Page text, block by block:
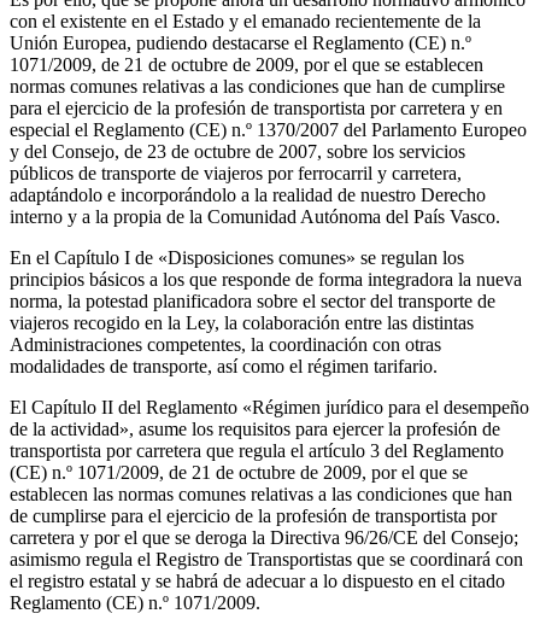
con el existente en el Estado y el emanado recientemente de la
Unión Europea, pudiendo destacarse el Reglamento (CE) n.º
1071/2009, de 21 de octubre de 2009, por el que se establecen
normas comunes relativas a las condiciones que han de cumplirse
para el ejercicio de la profesión de transportista por carretera y en
especial el Reglamento (CE) n.º 1370/2007 del Parlamento Europeo
y del Consejo, de 23 de octubre de 2007, sobre los servicios
públicos de transporte de viajeros por ferrocarril y carretera,
adaptándolo e incorporándolo a la realidad de nuestro Derecho
interno y a la propia de la Comunidad Autónoma del País Vasco.
En el Capítulo I de «Disposiciones comunes» se regulan los
principios básicos a los que responde de forma integradora la nueva
norma, la potestad planificadora sobre el sector del transporte de
viajeros recogido en la Ley, la colaboración entre las distintas
Administraciones competentes, la coordinación con otras
modalidades de transporte, así como el régimen tarifario.
El Capítulo II del Reglamento «Régimen jurídico para el desempeño
de la actividad», asume los requisitos para ejercer la profesión de
transportista por carretera que regula el artículo 3 del Reglamento
(CE) n.º 1071/2009, de 21 de octubre de 2009, por el que se
establecen las normas comunes relativas a las condiciones que han
de cumplirse para el ejercicio de la profesión de transportista por
carretera y por el que se deroga la Directiva 96/26/CE del Consejo;
asimismo regula el Registro de Transportistas que se coordinará con
el registro estatal y se habrá de adecuar a lo dispuesto en el citado
Reglamento (CE) n.º 1071/2009.